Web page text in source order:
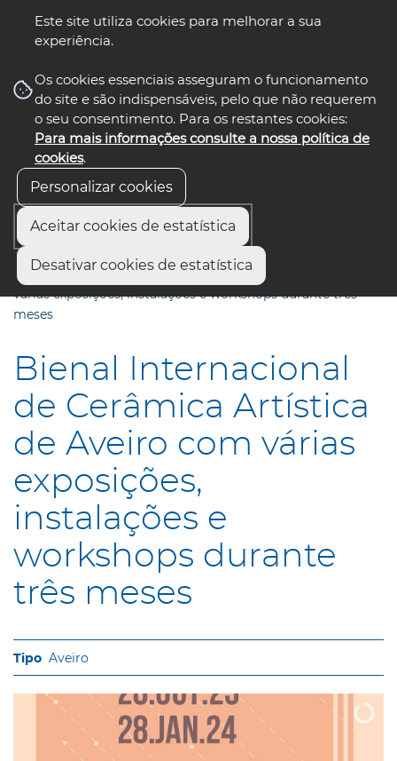
Este site utiliza cookies para melhorar a sua
experiência.
Os cookies essenciais asseguram o funcionamento
do site e são indispensáveis, pelo que não requerem
o seu consentimento. Para os restantes cookies:
Para mais informações consulte a nossa política de
cookies.
Personalizar cookies
Aceitar cookies de estatística
Desativar cookies de estatística
nos select language
Início
Bienal Internacional de Cerâmica Artística de Aveiro com
várias exposições, instalações e workshops durante três
meses
Bienal Internacional
de Cerâmica Artística
de Aveiro com várias
exposições,
instalações e
workshops durante
três meses
Aveiro